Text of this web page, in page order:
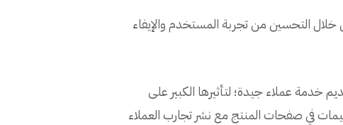
التحسين من تجربة المستخدم والإيفاء
خدمة عملاء جيدة؛ لتأثيرها الكبير على
في صفحات المنتج مع نشر تجارب العملاء